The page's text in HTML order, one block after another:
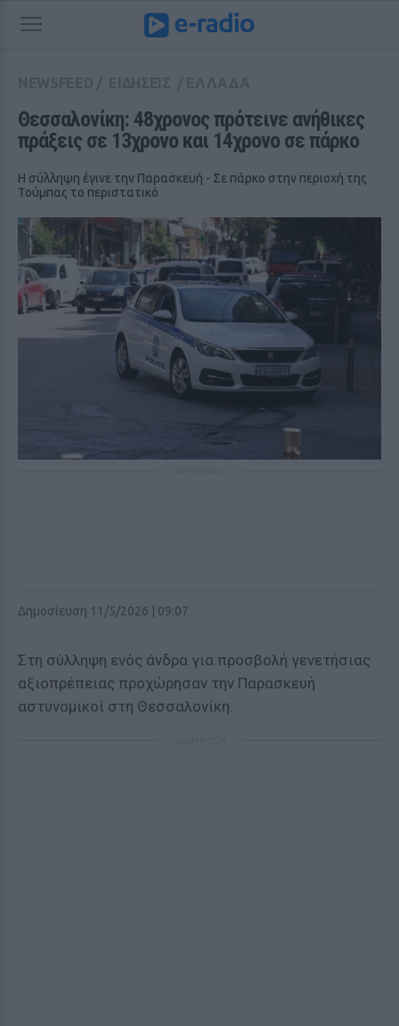
Θεσσαλονίκη: 48χρονος πρότεινε ανήθικες
πράξεις σε 13χρονο και 14χρονο σε πάρκο
Η σύλληψη έγινε την Παρασκευή - Σε πάρκο στην περιοχή της
Τούμπας το περιστατικό
Δημοσίευση 11/5/2026 | 09:07
Στη σύλληψη ενός άνδρα για προσβολή γενετήσιας
αξιοπρέπειας προχώρησαν την Παρασκευή
αστυνομικοί στη Θεσσαλονίκη.